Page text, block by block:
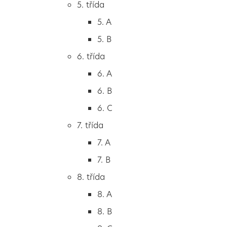
2. B
3. A
4. A
5. A
5. třída
5. A
5. B
6. třída
6. A
6. B
6. C
7. třída
7. A
7. B
8. třída
8. A
8. B